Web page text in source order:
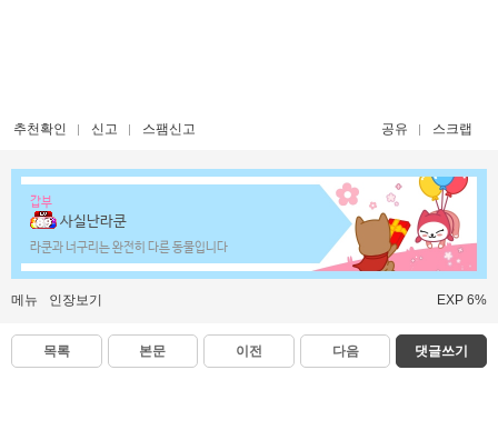
추천확인 신고 스팸신고 공유 스크랩
갑부
사실난라쿤
라쿤과 너구리는 완전히 다른 동물입니다
메뉴 인장보기 EXP 6%
목록 본문 이전 다음 댓글쓰기